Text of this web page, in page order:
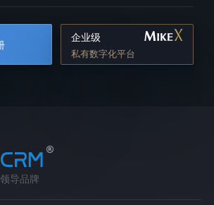
企业级
私有数字化平台
导品牌